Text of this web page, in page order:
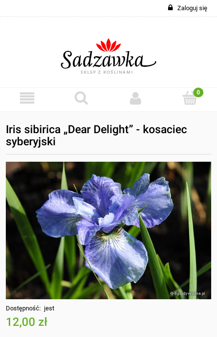
Zaloguj się
Iris sibirica „Dear Delight” - kosaciec
syberyjski
Dostępność: jest
12,00 zł